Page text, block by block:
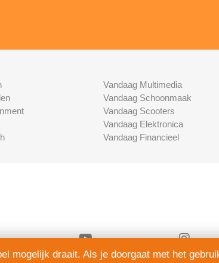
Vandaag Multimedia
Vandaag Schoonmaak
Vandaag Scooters
Vandaag Elektronica
Vandaag Financieel
mogelijk draait. Als je doorgaat met het